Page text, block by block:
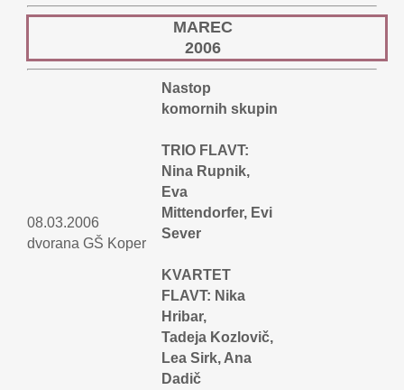
MAREC
2006
08.03.2006
dvorana GŠ Koper
Nastop
komornih skupin
TRIO FLAVT:
Nina Rupnik,
Eva
Mittendorfer, Evi
Sever
KVARTET
FLAVT: Nika
Hribar,
Tadeja Kozlovič,
Lea Sirk, Ana
Dadič